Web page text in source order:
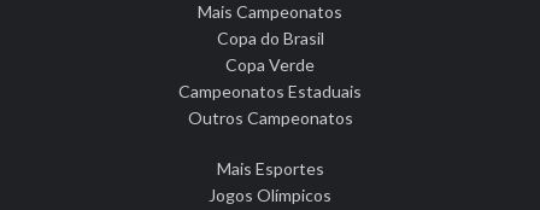
Mais Campeonatos
Copa do Brasil
Copa Verde
Campeonatos Estaduais
Outros Campeonatos
Mais Esportes
Jogos Olímpicos